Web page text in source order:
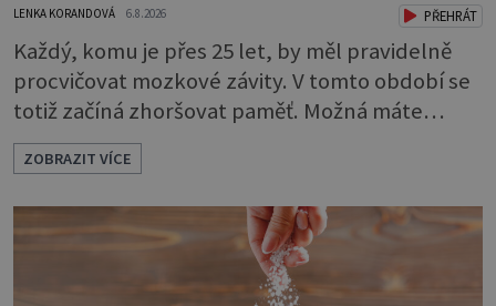
LENKA KORANDOVÁ 6.8.2026 PŘEHRÁT
Každý, komu je přes 25 let, by měl pravidelně
procvičovat mozkové závity. V tomto období se
totiž začíná zhoršovat paměť. Možná máte
problém vzpomenout si na jméno kolegy z
práce. Nebo marně v paměti lovíte název
knížky, kterou jste nedávno přečetli. Je to
opravdu tak, s věkem jako kdyby se paměť
Procvičujte mozkové závity. Není to nijak slož
ZOBRAZIT VÍCE